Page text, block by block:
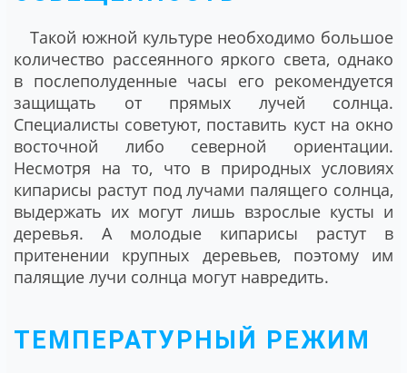
Такой южной культуре необходимо большое
количество рассеянного яркого света, однако
в послеполуденные часы его рекомендуется
защищать от прямых лучей солнца.
Специалисты советуют, поставить куст на окно
восточной либо северной ориентации.
Несмотря на то, что в природных условиях
кипарисы растут под лучами палящего солнца,
выдержать их могут лишь взрослые кусты и
деревья. А молодые кипарисы растут в
притенении крупных деревьев, поэтому им
палящие лучи солнца могут навредить.
ТЕМПЕРАТУРНЫЙ РЕЖИМ